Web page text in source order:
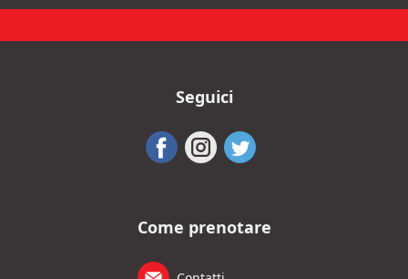
Seguici
Come prenotare